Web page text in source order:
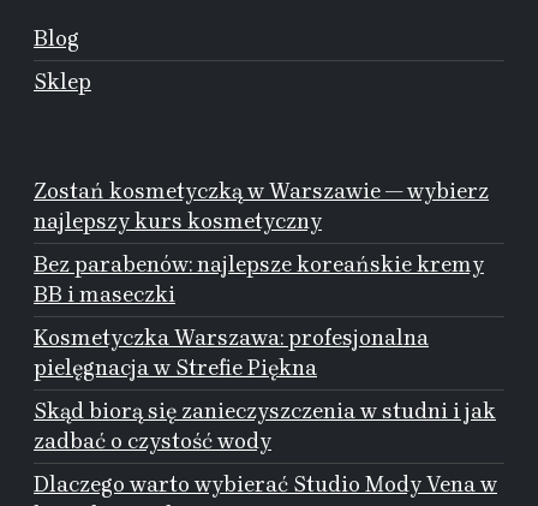
Blog
Sklep
Zostań kosmetyczką w Warszawie — wybierz
najlepszy kurs kosmetyczny
Bez parabenów: najlepsze koreańskie kremy
BB i maseczki
Kosmetyczka Warszawa: profesjonalna
pielęgnacja w Strefie Piękna
Skąd biorą się zanieczyszczenia w studni i jak
zadbać o czystość wody
Dlaczego warto wybierać Studio Mody Vena w